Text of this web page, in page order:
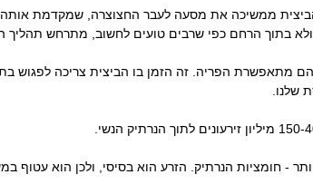
ממשיכה את מסעה לעבר החצוצרה, שמקדמת אותה
בתוך הרחם כפי שרבים טועים לחשוב, מתרחש תהליך
יומיים בכל חודש, בהם מתאפשרת הפריה. זה הזמן בו הביצית צריכה
שלנו.
- חומציות הנרתיק. הזרע הוא בסיסי, ולכן הוא עטוף